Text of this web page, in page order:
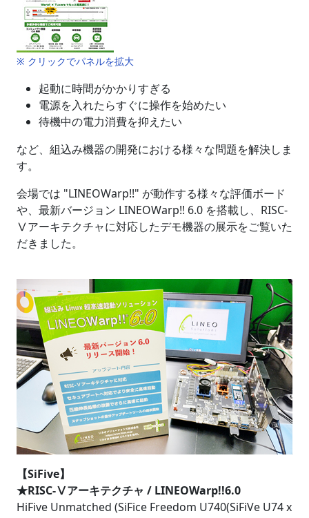
※ クリックでパネルを拡大
起動に時間がかかりすぎる
電源を入れたらすぐに操作を始めたい
待機中の電力消費を抑えたい
など、組込み機器の開発における様々な問題を解決しま
す。
会場では "LINEOWarp!!" が動作する様々な評価ボード
や、最新バージョン LINEOWarp!! 6.0 を搭載し、RISC-
Ⅴアーキテクチャに対応したデモ機器の展示をご覧いた
だきました。
【SiFive】
★RISC-Ⅴアーキテクチャ / LINEOWarp!!6.0
HiFive Unmatched (SiFice Freedom U740(SiFiVe U74 x